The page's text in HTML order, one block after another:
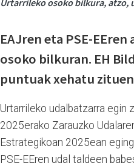
Urtarrileko osoko bilkura, atzo,
EAJren eta PSE-
osoko bilkuran. EH
puntuak xehatu
Urtarrileko udalbatzarra egin
2025erako Zarauzko
Estrategikoan 2025ean
PSE-EEren udal taldeen